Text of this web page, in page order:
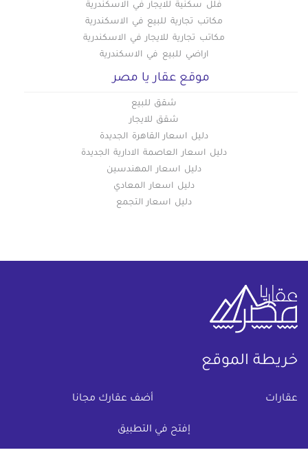
إفتح في التطبيق
فلل سكنية للايجار في الاسكندرية
مكاتب تجارية للبيع في الاسكندرية
مكاتب تجارية للايجار في الاسكندرية
اراضي للبيع في الاسكندرية
موقع عقار يا مصر
شقق للبيع
شقق للايجار
دليل اسعار القاهرة الجديدة
دليل اسعار العاصمة الادارية الجديدة
دليل اسعار المهندسين
دليل اسعار المعادي
دليل اسعار التجمع
خريطة الموقع
عقارات أضف عقارك مجانا
دليل الاسعار